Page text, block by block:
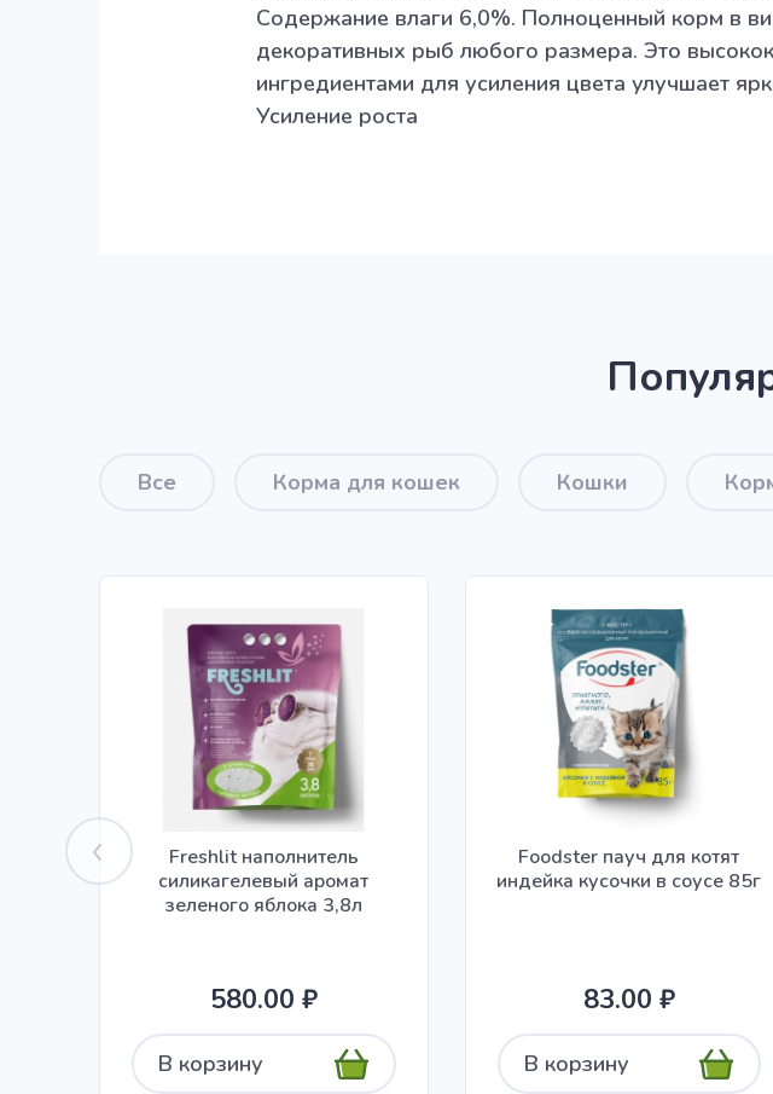
Содержание влаги 6,0%. Полноценный корм в
декоративных рыб любого размера. Это
ингредиентами для усиления цвета улучшает
Усиление роста
Все Корма для кошек Кошки
Freshlit наполнитель
силикагелевый аромат
зеленого яблока 3,8л
580.00 ₽
В корзину
Foodster пауч для котят
индейка кусочки в соусе 85г
83.00 ₽
В корзину